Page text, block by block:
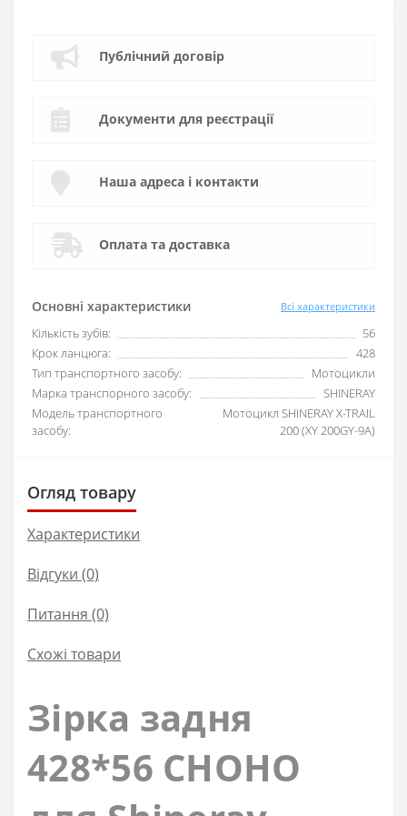
Основні характеристики Всі характеристики
Кількість зубів:
56
Крок ланцюга:
428
Тип транспортного засобу:
Мотоцикли
Марка транспорного засобу:
SHINERAY
Модель транспортного
засобу:
Мотоцикл SHINERAY X-TRAIL
200 (XY 200GY-9A)
Публічний договір
Документи для реєстрації
Наша адреса і контакти
Оплата та доставка
Огляд товару
Характеристики
Відгуки (0)
Питання (0)
Схожі товари
Зірка задня
428*56 CHOHO